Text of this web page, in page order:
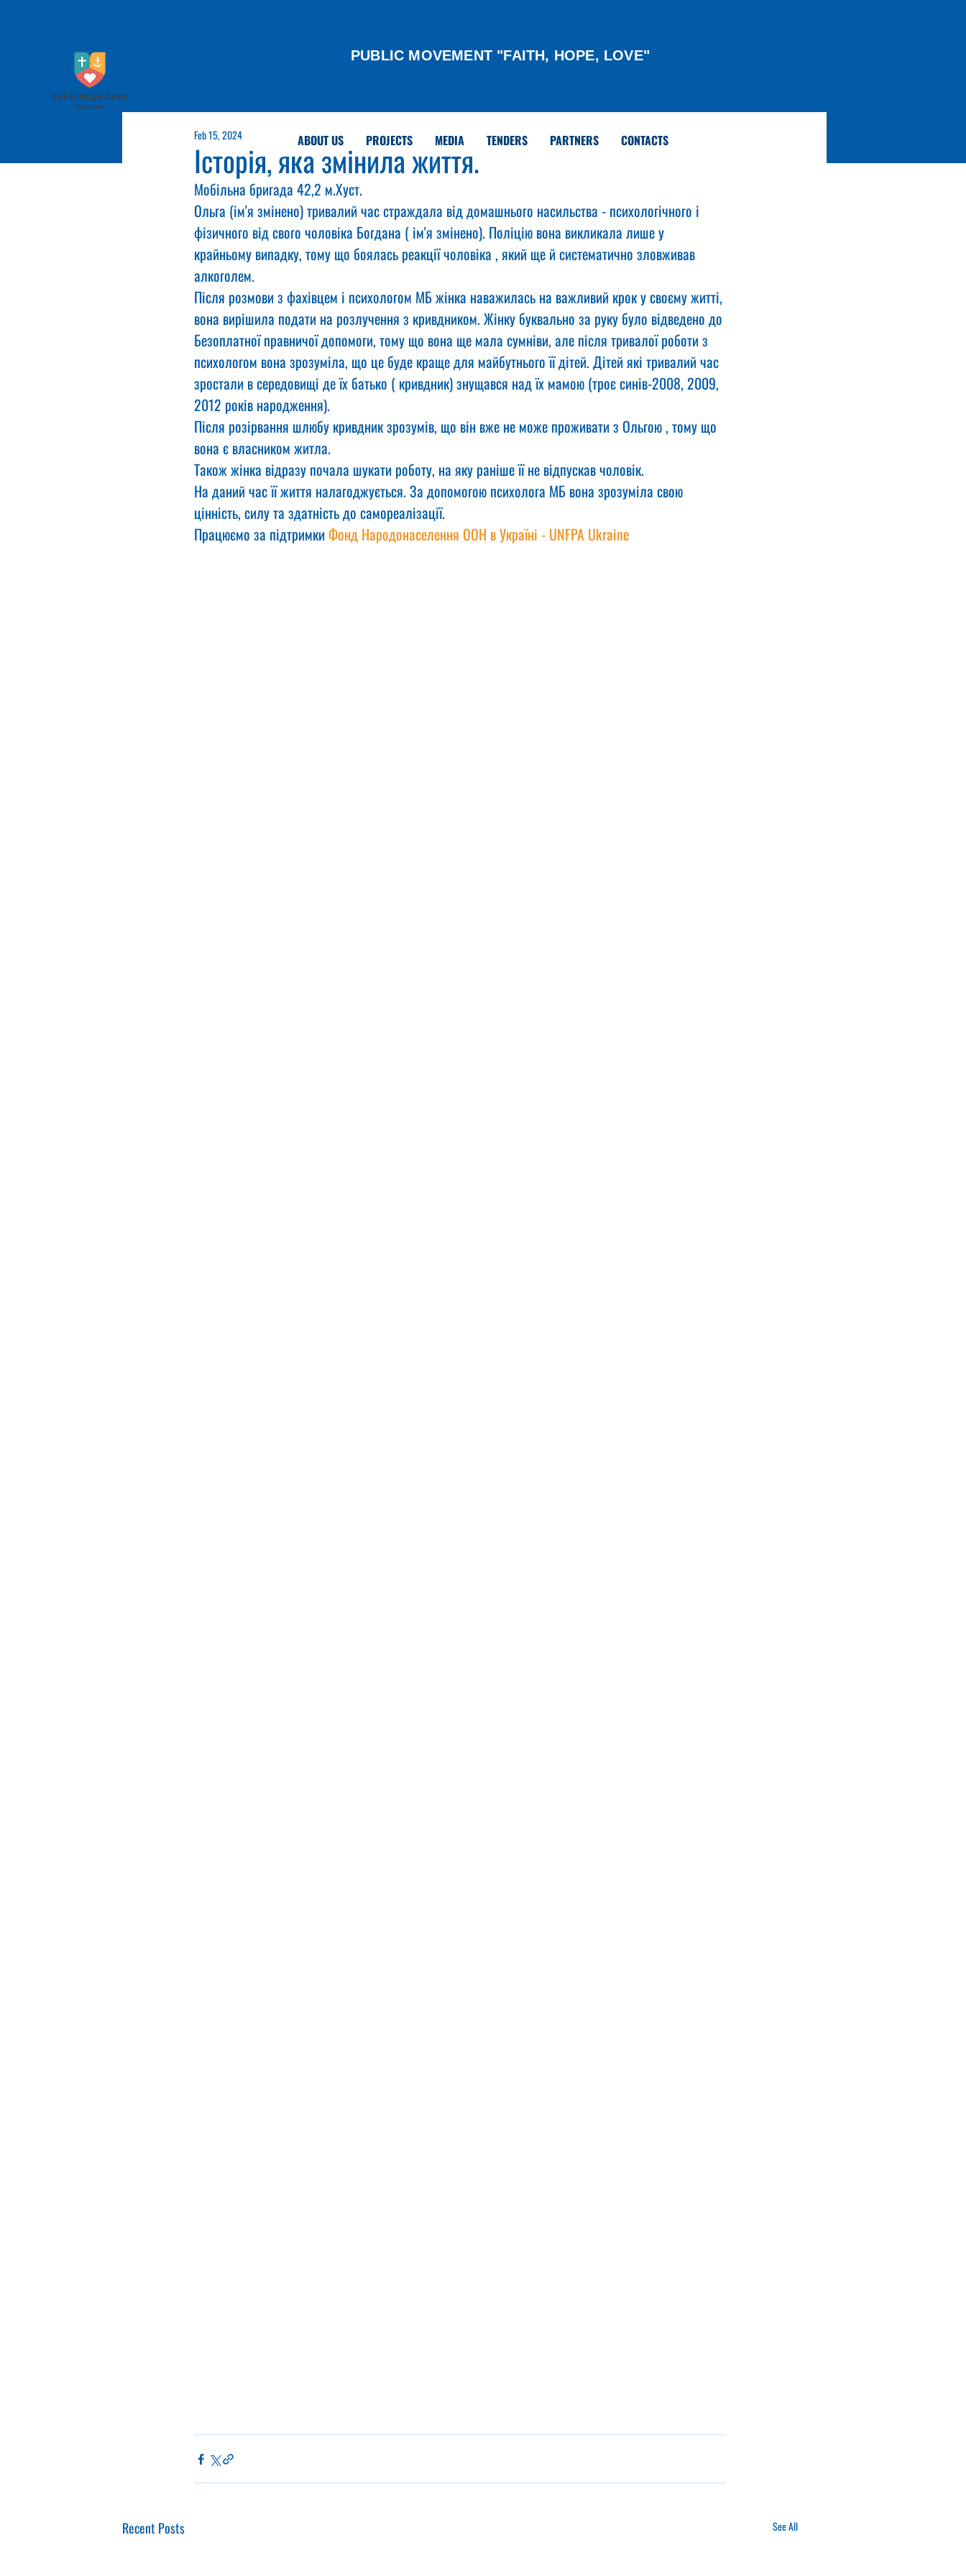
PUBLIC MOVEMENT "FAITH, HOPE, LOVE"
ABOUT US PROJECTS MEDIA TENDERS PARTNERS CONTACTS
Історія, яка змінила життя.
Feb 15, 2024
Мобільна бригада 42,2 м.Хуст.
Ольга (ім'я змінено) тривалий час страждала від домашнього насильства - психологічного і
фізичного від свого чоловіка Богдана ( ім'я змінено). Поліцію вона викликала лише у
крайньому випадку, тому що боялась реакції чоловіка , який ще й систематично зловживав
алкоголем.
Після розмови з фахівцем і психологом МБ жінка наважилась на важливий крок у своєму житті,
вона вирішила подати на розлучення з кривдником. Жінку буквально за руку було відведено до
Безоплатної правничої допомоги, тому що вона ще мала сумніви, але після тривалої роботи з
психологом вона зрозуміла, що це буде краще для майбутнього її дітей. Дітей які тривалий час
зростали в середовищі де їх батько ( кривдник) знущався над їх мамою (троє синів-2008, 2009,
2012 років народження).
Після розірвання шлюбу кривдник зрозумів, що він вже не може проживати з Ольгою , тому що
вона є власником житла.
Також жінка відразу почала шукати роботу, на яку раніше її не відпускав чоловік.
На даний час її життя налагоджується. За допомогою психолога МБ вона зрозуміла свою
цінність, силу та здатність до самореалізації.
Працюємо за підтримки Фонд Народонаселення ООН в Україні - UNFPA Ukraine
Recent Posts See All